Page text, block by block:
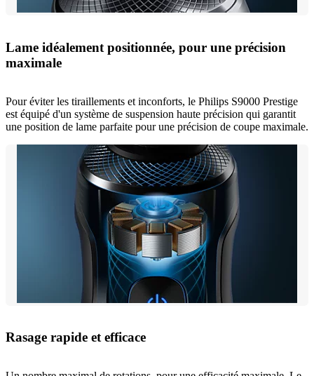
Lame idéalement positionnée, pour une précision
maximale
Pour éviter les tiraillements et inconforts, le Philips S9000 Prestige
est équipé d'un système de suspension haute précision qui garantit
une position de lame parfaite pour une précision de coupe maximale.
Rasage rapide et efficace